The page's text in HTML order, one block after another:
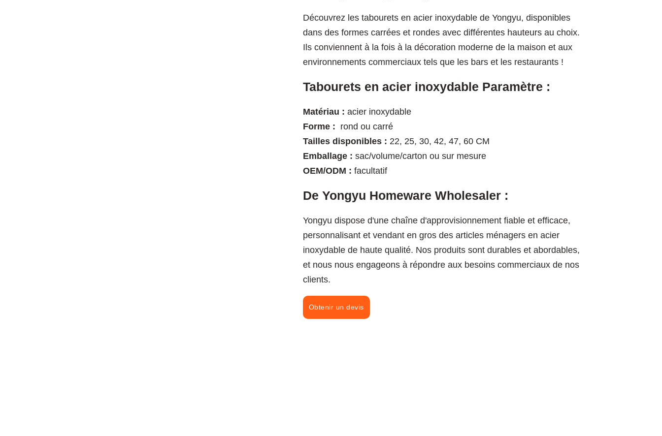
Découvrez les tabourets en acier inoxydable de Yongyu, disponibles
dans des formes carrées et rondes avec différentes hauteurs au choix.
Ils conviennent à la fois à la décoration moderne de la maison et aux
environnements commerciaux tels que les bars et les restaurants !
Tabourets en acier inoxydable Paramètre :
Matériau : acier inoxydable
Forme : rond ou carré
Tailles disponibles : 22, 25, 30, 42, 47, 60 CM
Emballage : sac/volume/carton ou sur mesure
OEM/ODM : facultatif
De Yongyu Homeware Wholesaler :
Yongyu dispose d'une chaîne d'approvisionnement fiable et efficace,
personnalisant et vendant en gros des articles ménagers en acier
inoxydable de haute qualité. Nos produits sont durables et abordables,
et nous nous engageons à répondre aux besoins commerciaux de nos
clients.
Obtenir un devis